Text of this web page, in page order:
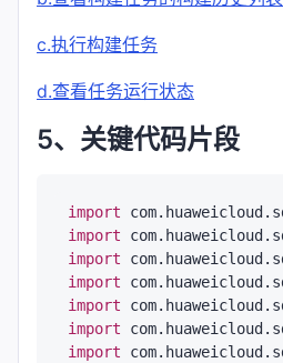
c.执行构建任务
d.查看任务运行状态
5、关键代码片段
import
import
import
import
import
import
import